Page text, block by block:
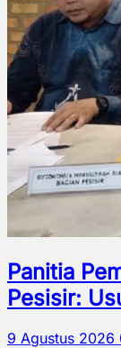
Panitia
Pesisir:
9 Agustus 2026